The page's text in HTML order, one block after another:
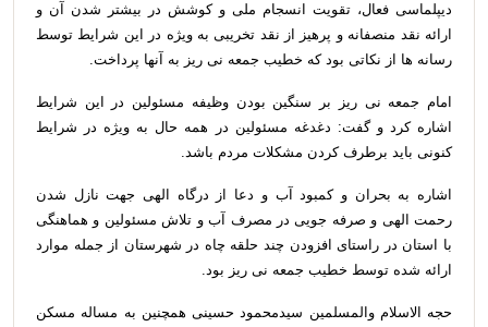
دیپلماسی فعال، تقویت انسجام ملی و کوشش در بیشتر شدن آن و
ارائه نقد منصفانه و پرهیز از نقد تخریبی به ویژه در این شرایط توسط
رسانه ها از نکاتی بود که خطیب جمعه نی ریز به آنها پرداخت.
امام جمعه نی ریز بر سنگین بودن وظیفه مسئولین در این شرایط
اشاره کرد و گفت: دغدغه مسئولین در همه حال به ویژه در شرایط
کنونی باید برطرف کردن مشکلات مردم باشد.
اشاره به بحران و کمبود آب و دعا از درگاه الهی جهت نازل شدن
رحمت الهی و صرفه جویی در مصرف آب و تلاش مسئولین و هماهنگی
با استان در راستای افزودن چند حلقه چاه در شهرستان از جمله موارد
ارائه شده توسط خطیب جمعه نی ریز بود.
حجه الاسلام والمسلمین سیدمحمود حسینی همچنین به مساله مسکن